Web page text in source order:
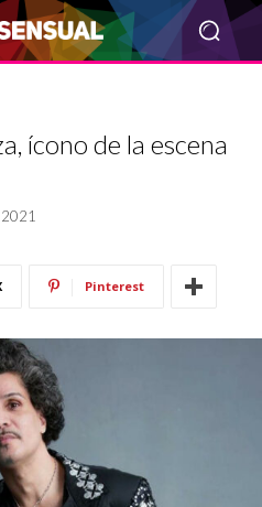
ícono de la escena
Pinterest